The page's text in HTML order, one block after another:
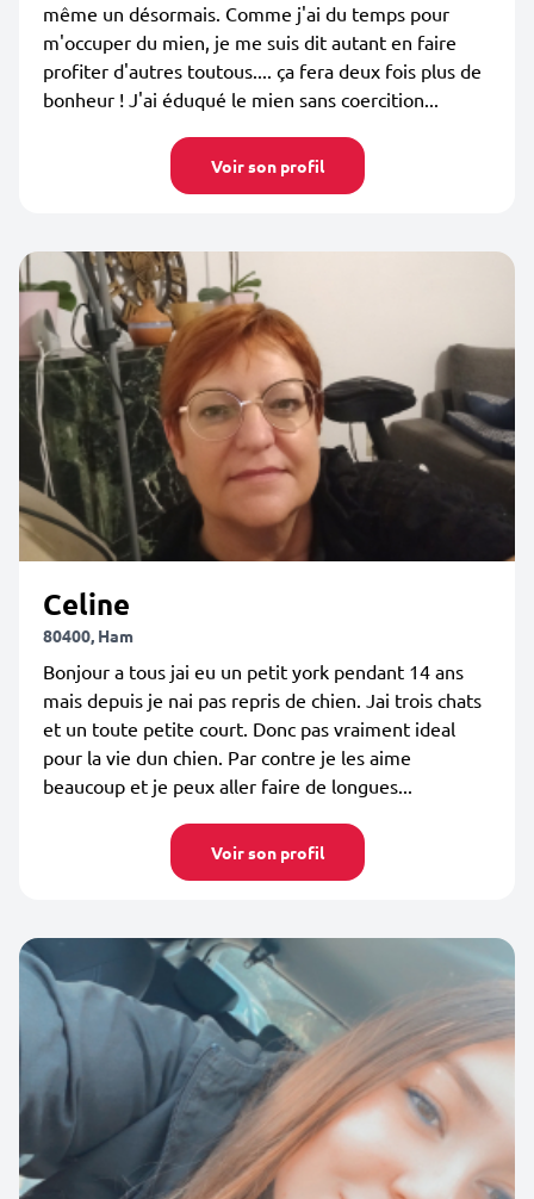
même un désormais. Comme j'ai du temps pour
m'occuper du mien, je me suis dit autant en faire
profiter d'autres toutous.... ça fera deux fois plus de
bonheur ! J'ai éduqué le mien sans coercition...
Voir son profil
Celine
80400, Ham
Bonjour a tous jai eu un petit york pendant 14 ans
mais depuis je nai pas repris de chien. Jai trois chats
et un toute petite court. Donc pas vraiment ideal
pour la vie dun chien. Par contre je les aime
beaucoup et je peux aller faire de longues...
Voir son profil